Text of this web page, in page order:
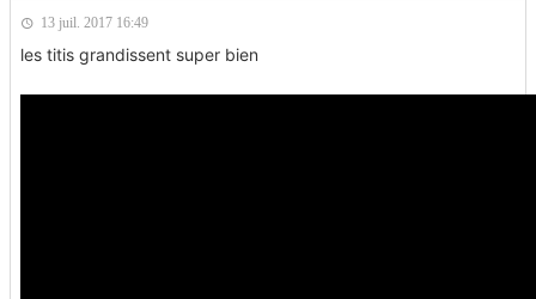
13 juil. 2017 16:49
les titis grandissent super bien